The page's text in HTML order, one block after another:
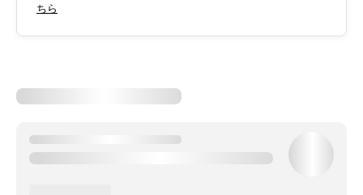
ちら